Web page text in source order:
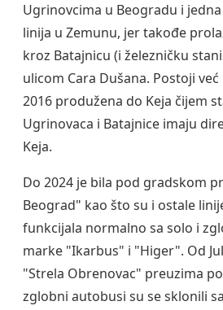
Ugrinovcima u Beogradu i
linija u Zemunu, jer takođe
kroz Batajnicu (i železničku
ulicom Cara Dušana. Postoji
2016 produžena do Keja čijem
Ugrinovaca i Batajnice imaju
Keja.
Do 2024 je bila pod gradskom
Beograd" kao što su i ostale
funkcijala normalno sa solo i
marke "Ikarbus" i "Higer". Od
"Strela Obrenovac" preuzima
zglobni autobusi su se sklonili